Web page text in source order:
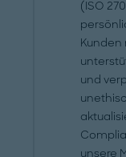
(ISO
Kunden
und
unsere